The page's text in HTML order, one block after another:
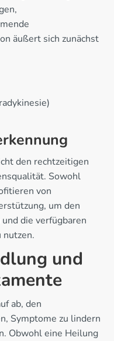
äußert sich zunächst
den rechtzeitigen
Sowohl
von
um den
die verfügbaren
und
ab, den
Symptome zu lindern
Obwohl eine Heilung